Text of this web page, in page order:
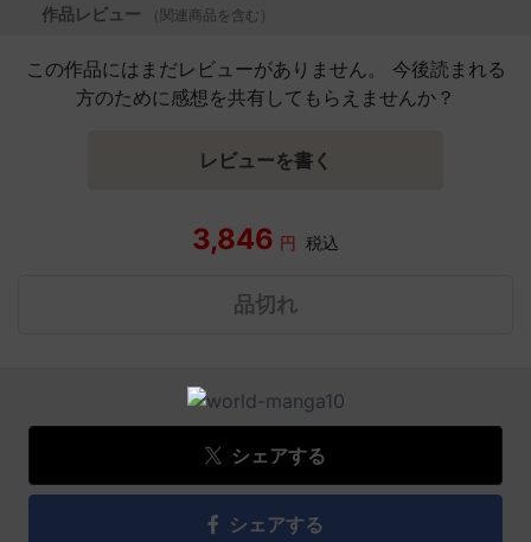
作品レビュー （関連商品を含む）
この作品にはまだレビューがありません。 今後読まれる
方のために感想を共有してもらえませんか？
レビューを書く
3,846 円 税込
品切れ
シェアする
シェアする